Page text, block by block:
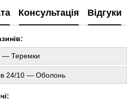
з роддомуКонсультація Відгуки
— Теремки
24/10 — Оболонь